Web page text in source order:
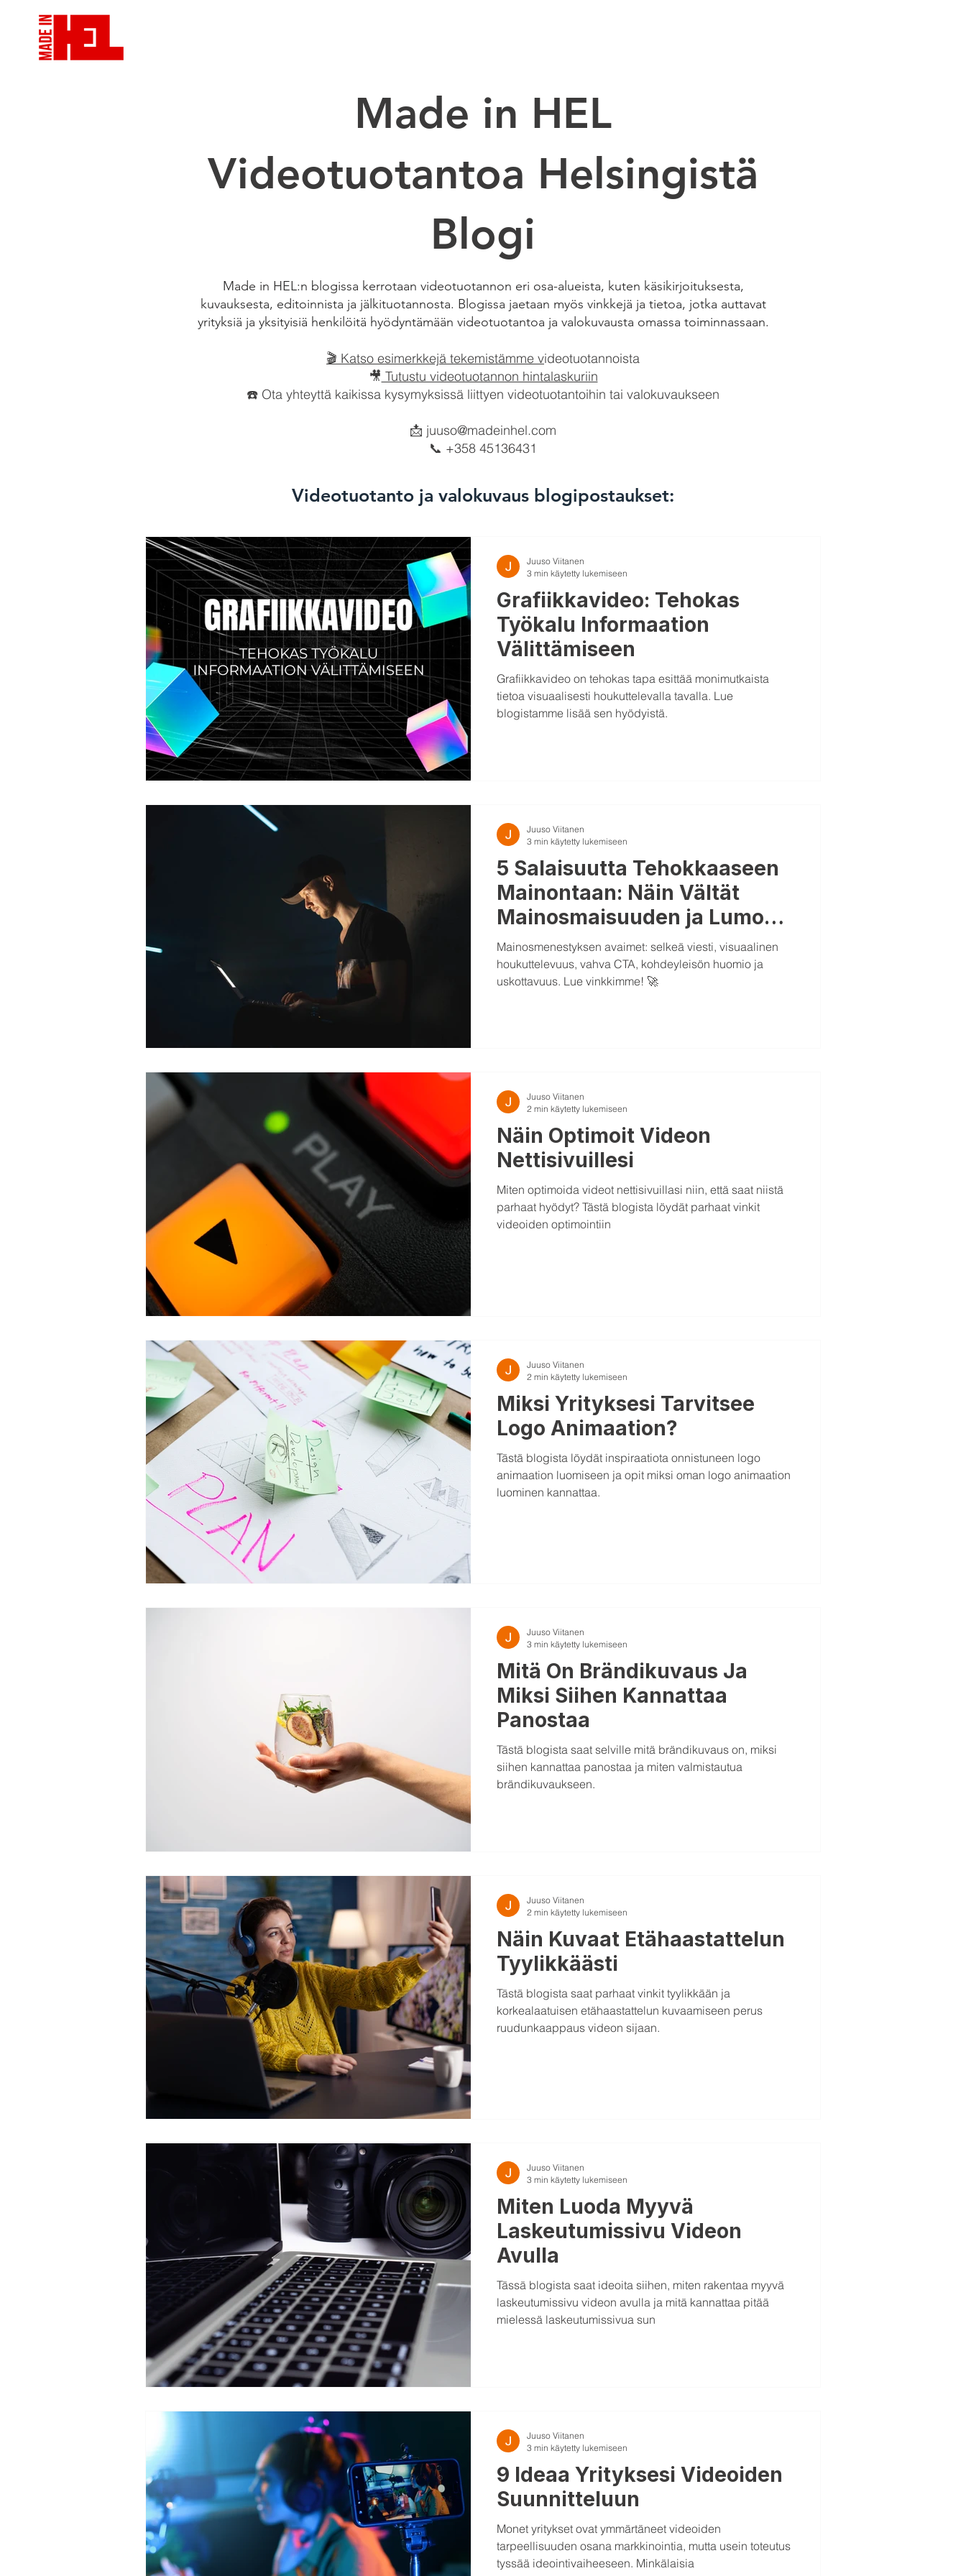
Made in HEL
Videotuotantoa Helsingistä
Blogi
Made in HEL:n blogissa kerrotaan videotuotannon eri osa-alueista, kuten käsikirjoituksesta,
kuvauksesta, editoinnista ja jälkituotannosta. Blogissa jaetaan myös vinkkejä ja tietoa, jotka auttavat
yrityksiä ja yksityisiä henkilöitä hyödyntämään videotuotantoa ja valokuvausta omassa toiminnassaan.
🎬 Katso esimerkkejä tekemistämme videotuotannoista
🎥 Tutustu videotuotannon hintalaskuriin
☎️ Ota yhteyttä kaikissa kysymyksissä liittyen videotuotantoihin tai valokuvaukseen
📩 juuso@madeinhel.com
📞 +358 45136431
Grafiikkavideo: Tehokas
Työkalu Informaation
Välittämiseen
Grafiikkavideo on tehokas tapa esittää monimutkaista
tietoa visuaalisesti houkuttelevalla tavalla. Lue
blogistamme lisää sen hyödyistä.
Juuso Viitanen
3 min käytetty lukemiseen
5 Salaisuutta Tehokkaaseen
Mainontaan: Näin Vältät
Mainosmaisuuden ja Lumoat
Yleisösi
Mainosmenestyksen avaimet: selkeä viesti, visuaalinen
houkuttelevuus, vahva CTA, kohdeyleisön huomio ja
uskottavuus. Lue vinkkimme! 🚀
Juuso Viitanen
3 min käytetty lukemiseen
Näin Optimoit Videon
Nettisivuillesi
Miten optimoida videot nettisivuillasi niin, että saat niistä
parhaat hyödyt? Tästä blogista löydät parhaat vinkit
videoiden optimointiin
Juuso Viitanen
2 min käytetty lukemiseen
Miksi Yrityksesi Tarvitsee
Logo Animaation?
Tästä blogista löydät inspiraatiota onnistuneen logo
animaation luomiseen ja opit miksi oman logo animaation
luominen kannattaa.
Juuso Viitanen
2 min käytetty lukemiseen
Mitä On Brändikuvaus Ja
Miksi Siihen Kannattaa
Panostaa
Tästä blogista saat selville mitä brändikuvaus on, miksi
siihen kannattaa panostaa ja miten valmistautua
brändikuvaukseen.
Juuso Viitanen
3 min käytetty lukemiseen
Näin Kuvaat Etähaastattelun
Tyylikkäästi
Tästä blogista saat parhaat vinkit tyylikkään ja
korkealaatuisen etähaastattelun kuvaamiseen perus
ruudunkaappaus videon sijaan.
Juuso Viitanen
2 min käytetty lukemiseen
Miten Luoda Myyvä
Laskeutumissivu Videon
Avulla
Tässä blogista saat ideoita siihen, miten rakentaa myyvä
laskeutumissivu videon avulla ja mitä kannattaa pitää
mielessä laskeutumissivua sun
Juuso Viitanen
3 min käytetty lukemiseen
9 Ideaa Yrityksesi Videoiden
Suunnitteluun
Monet yritykset ovat ymmärtäneet videoiden
tarpeellisuuden osana markkinointia, mutta usein toteutus
tyssää ideointivaiheeseen. Minkälaisia
Juuso Viitanen
3 min käytetty lukemiseen
Videotuotanto ja valokuvaus blogipostaukset: